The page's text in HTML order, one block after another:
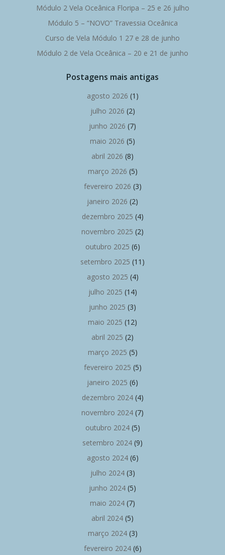
Módulo 2 Vela Oceânica Floripa – 25 e 26 julho
Módulo 5 – “NOVO” Travessia Oceânica
Curso de Vela Módulo 1 27 e 28 de junho
Módulo 2 de Vela Oceânica – 20 e 21 de junho
Postagens mais antigas
agosto 2026 (1)
julho 2026 (2)
junho 2026 (7)
maio 2026 (5)
abril 2026 (8)
março 2026 (5)
fevereiro 2026 (3)
janeiro 2026 (2)
dezembro 2025 (4)
novembro 2025 (2)
outubro 2025 (6)
setembro 2025 (11)
agosto 2025 (4)
julho 2025 (14)
junho 2025 (3)
maio 2025 (12)
abril 2025 (2)
março 2025 (5)
fevereiro 2025 (5)
janeiro 2025 (6)
dezembro 2024(4)
novembro 2024 (7)
outubro 2024(5)
setembro 2024 (9)
agosto 2024(6)
julho 2024(3)
junho 2024 (5)
maio 2024 (7)
abril 2024 (5)
março 2024(3)
fevereiro 2024(6)